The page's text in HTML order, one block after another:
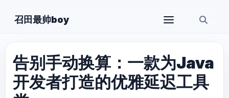
召田最帅boy
告别手动换算：一款为Java
开发者打造的优雅延迟工具